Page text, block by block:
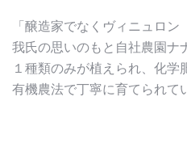
「醸造家でなくヴィニュロ
我氏の思いのもと自社農園ナ
１種類のみが植えられ、化
有機農法で丁寧に育てられて